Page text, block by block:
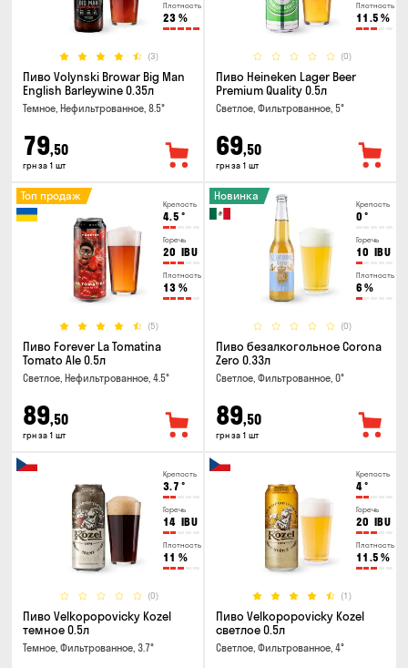
Плотность
23 %
(3)
Пиво Volynski Browar Big Man
English Barleywine 0.35л
Темное, Нефильтрованное, 8.5°
79,50
грн за 1 шт
Плотность
11.5 %
(0)
Пиво Heineken Lager Beer
Premium Quality 0.5л
Светлое, Фильтрованное, 5°
69,50
грн за 1 шт
Крепость
4.5 °
Горечь
20 IBU
Плотность
13 %
(5)
Топ продаж
Пиво Forever La Tomatina
Tomato Ale 0.5л
Светлое, Нефильтрованное, 4.5°
89,50
грн за 1 шт
Крепость
0 °
Горечь
10 IBU
Плотность
6 %
(0)
Новинка
Пиво безалкогольное Corona
Zero 0.33л
Светлое, Фильтрованное, 0°
89,50
грн за 1 шт
Крепость
3.7 °
Горечь
14 IBU
Плотность
11 %
(0)
Пиво Velkopopovicky Kozel
темное 0.5л
Темное, Фильтрованное, 3.7°
Крепость
4°
Горечь
20 IBU
Плотность
11.5 %
(1)
Пиво Velkopopovicky Kozel
светлое 0.5л
Светлое, Фильтрованное, 4°